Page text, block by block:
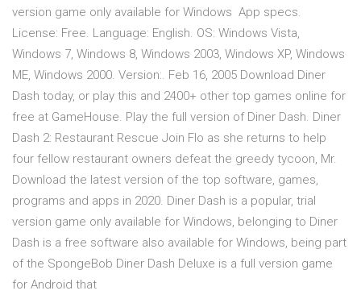
version game only available for Windows App specs.
License: Free. Language: English. OS: Windows Vista,
Windows 7, Windows 8, Windows 2003, Windows XP, Windows
ME, Windows 2000. Version:. Feb 16, 2005 Download Diner
Dash today, or play this and 2400+ other top games online for
free at GameHouse. Play the full version of Diner Dash. Diner
Dash 2: Restaurant Rescue Join Flo as she returns to help
four fellow restaurant owners defeat the greedy tycoon, Mr.
Download the latest version of the top software, games,
programs and apps in 2020. Diner Dash is a popular, trial
version game only available for Windows, belonging to Diner
Dash is a free software also available for Windows, being part
of the SpongeBob Diner Dash Deluxe is a full version game
for Android that